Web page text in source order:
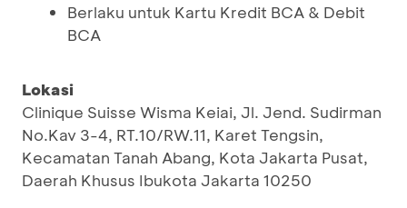
Berlaku untuk Kartu Kredit BCA & Debit
BCA
Lokasi
Clinique Suisse Wisma Keiai, Jl. Jend. Sudirman
No.Kav 3-4, RT.10/RW.11, Karet Tengsin,
Kecamatan Tanah Abang, Kota Jakarta Pusat,
Daerah Khusus Ibukota Jakarta 10250